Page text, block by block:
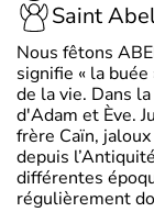
Saint
Nous fêtons
signifie « la
de la vie. Dans
d'Adam et Ève.
frère Caïn,
depuis
différentes
régulièrement